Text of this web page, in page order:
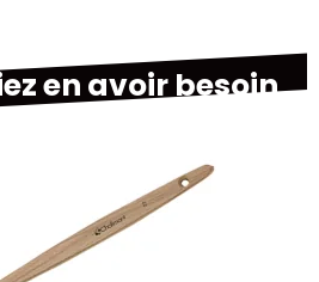
en avoir besoin